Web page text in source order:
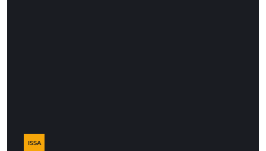
ISSA